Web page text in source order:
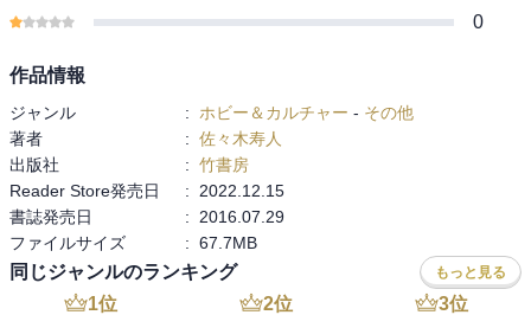
0
作品情報
ジャンル : ホビー＆カルチャー - その他
著者
: 佐々木寿人
出版社
: 竹書房
Reader Store発売日
:
2022.12.15
書誌発売日
:
2016.07.29
ファイルサイズ
: 67.7MB
同じジャンルのランキング もっと見る
1位 2位 3位